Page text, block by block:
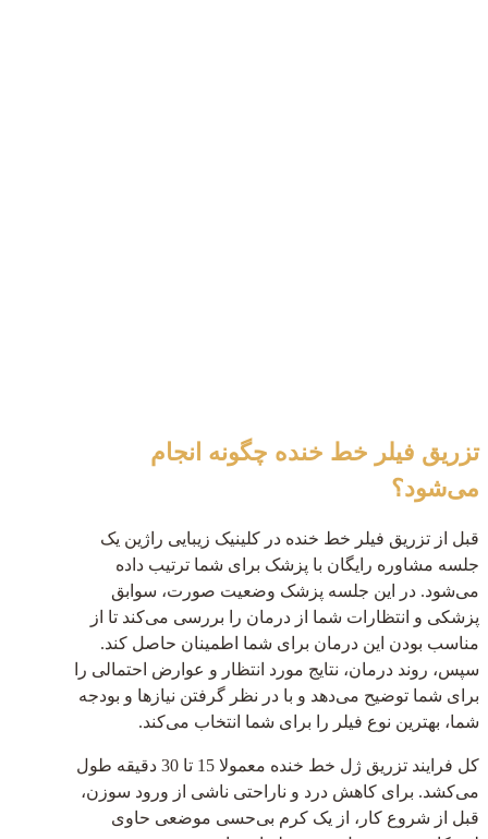
تزریق فیلر خط خنده چگونه انجام
می‌شود؟
قبل از تزریق فیلر خط خنده در کلینیک زیبایی راژین یک
جلسه مشاوره رایگان با پزشک برای شما ترتیب داده
می‌شود. در این جلسه پزشک وضعیت صورت، سوابق
پزشکی و انتظارات شما از درمان را بررسی می‌کند تا از
مناسب بودن این درمان برای شما اطمینان حاصل کند.
سپس، روند درمان، نتایج مورد انتظار و عوارض احتمالی را
برای شما توضیح می‌دهد و با در نظر گرفتن نیازها و بودجه
شما، بهترین نوع فیلر را برای شما انتخاب می‌کند.
کل فرایند تزریق ژل خط خنده معمولا 15 تا 30 دقیقه طول
می‌کشد. برای کاهش درد و ناراحتی ناشی از ورود سوزن،
قبل از شروع کار، از یک کرم بی‌حسی موضعی حاوی